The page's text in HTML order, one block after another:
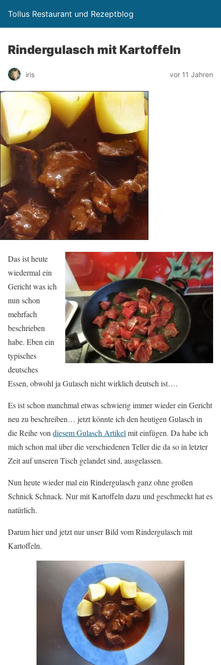
Tollus Restaurant und Rezeptblog
Rindergulasch mit Kartoffeln
iris vor 11 Jahren
Das ist heute
wiedermal ein
Gericht was ich
nun schon
mehrfach
beschrieben
habe. Eben ein
typisches
deutsches
Essen, obwohl ja Gulasch nicht wirklich deutsch ist….
Es ist schon manchmal etwas schwierig immer wieder ein Gericht
neu zu beschreiben… jetzt könnte ich den heutigen Gulasch in
die Reihe von diesem Gulasch Artikel mit einfügen. Da habe ich
mich schon mal über die verschiedenen Teller die da so in letzter
Zeit auf unseren Tisch gelandet sind, ausgelassen.
Nun heute wieder mal ein Rindergulasch ganz ohne großen
Schnick Schnack. Nur mit Kartoffeln dazu und geschmeckt hat es
natürlich.
Darum hier und jetzt nur unser Bild vom Rindergulasch mit
Kartoffeln.